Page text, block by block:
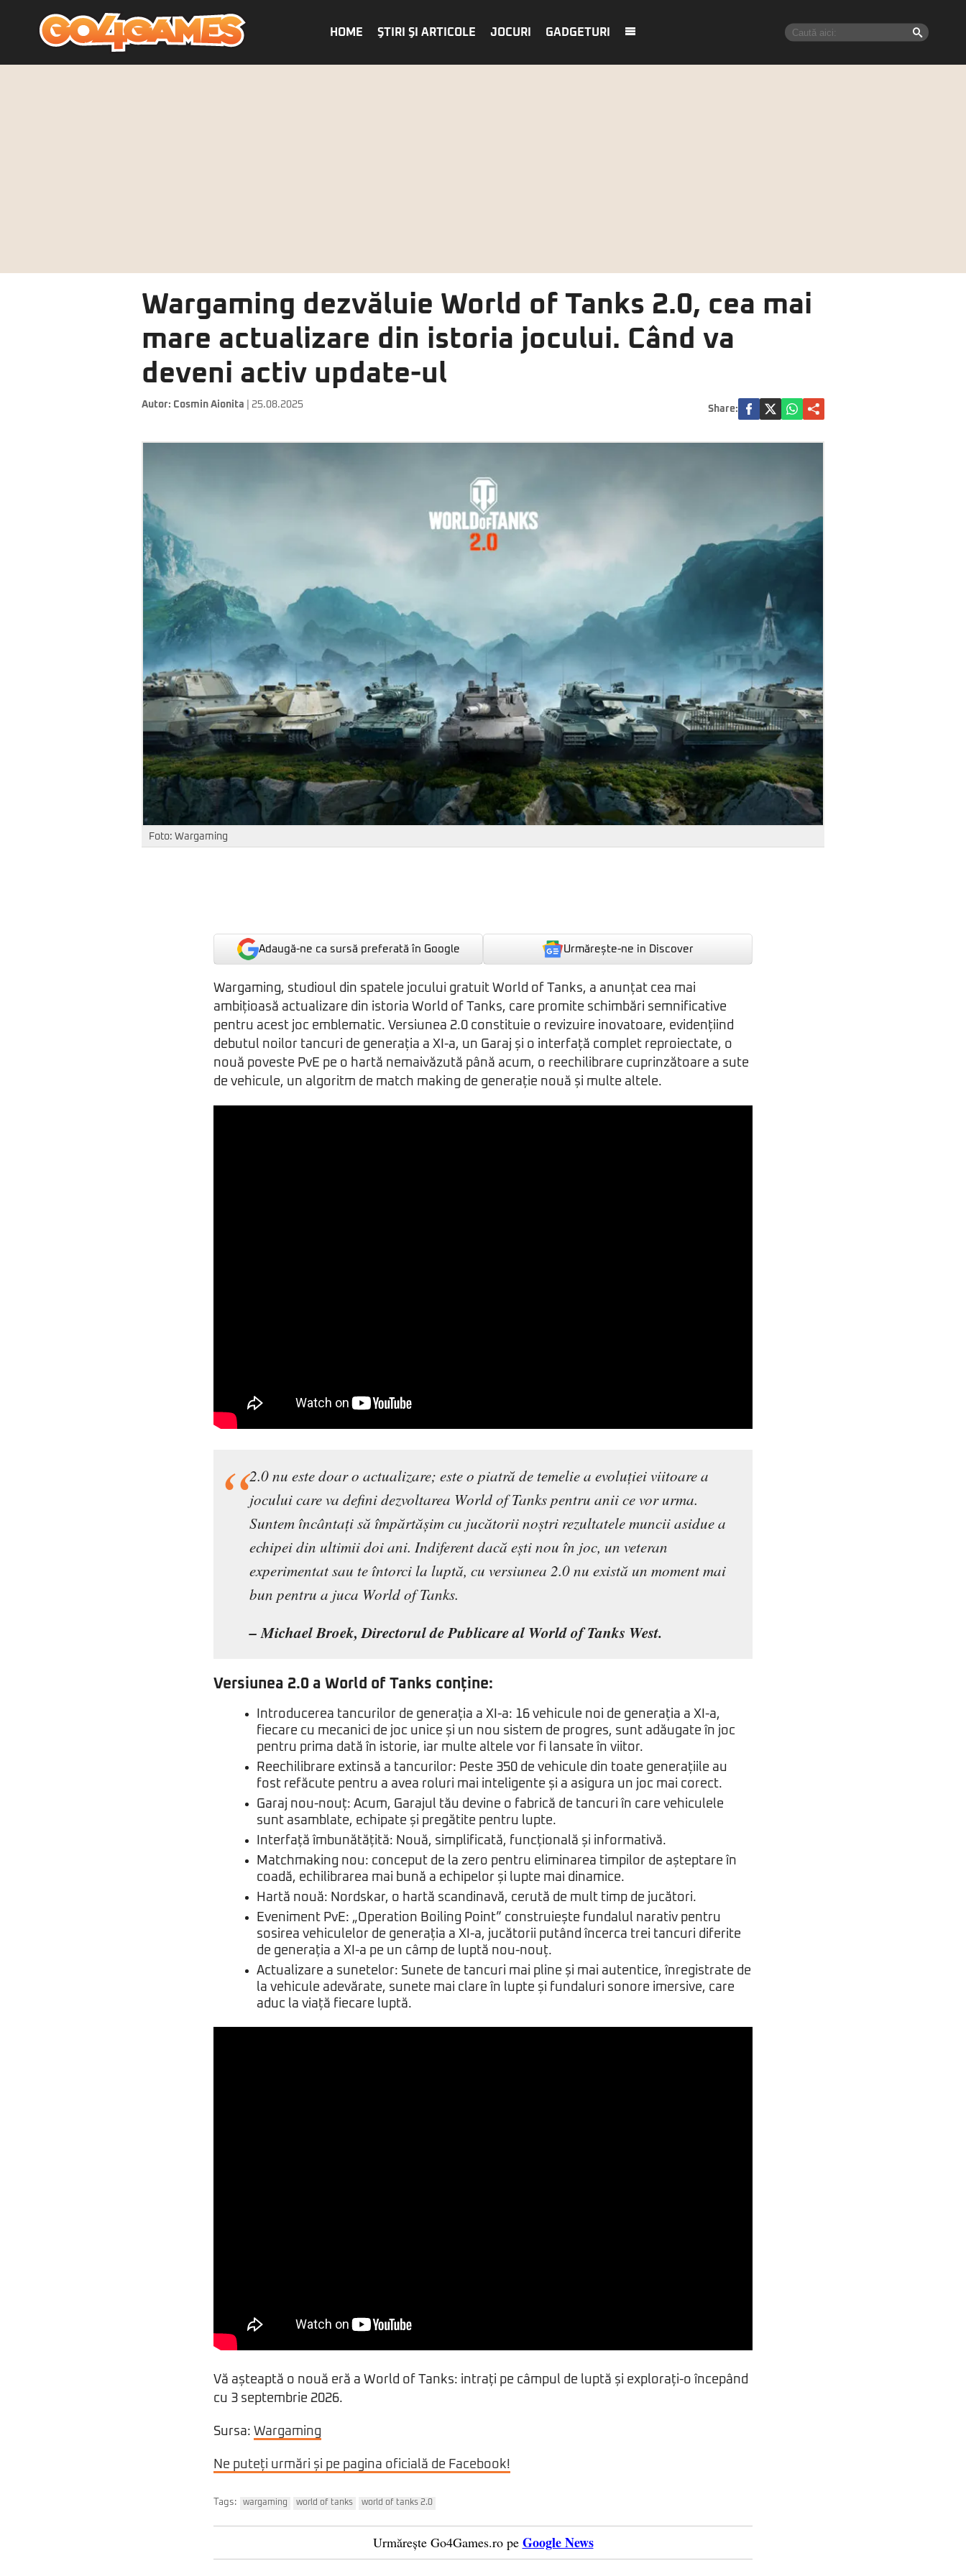
HOME ŞTIRI ŞI ARTICOLE JOCURI GADGETURI
Wargaming dezvăluie World of Tanks 2.0, cea mai
mare actualizare din istoria jocului. Când va
deveni activ update-ul
Autor: Cosmin Aionita | 25.08.2025 Share:
Foto: Wargaming
Adaugă-ne ca sursă preferată în Google Urmărește-ne in Discover
Wargaming, studioul din spatele jocului gratuit World of Tanks, a anunțat cea mai
ambițioasă actualizare din istoria World of Tanks, care promite schimbări semnificative
pentru acest joc emblematic. Versiunea 2.0 constituie o revizuire inovatoare, evidențiind
debutul noilor tancuri de generația a XI-a, un Garaj și o interfață complet reproiectate, o
nouă poveste PvE pe o hartă nemaivăzută până acum, o reechilibrare cuprinzătoare a sute
de vehicule, un algoritm de match making de generație nouă și multe altele.
2.0 nu este doar o actualizare; este o piatră de temelie a evoluției viitoare a
jocului care va defini dezvoltarea World of Tanks pentru anii ce vor urma.
Suntem încântați să împărtășim cu jucătorii noștri rezultatele muncii asidue a
echipei din ultimii doi ani. Indiferent dacă ești nou în joc, un veteran
experimentat sau te întorci la luptă, cu versiunea 2.0 nu există un moment mai
bun pentru a juca World of Tanks.
– Michael Broek, Directorul de Publicare al World of Tanks West.
Versiunea 2.0 a World of Tanks conține:
Introducerea tancurilor de generația a XI-a: 16 vehicule noi de generația a XI-a,
fiecare cu mecanici de joc unice și un nou sistem de progres, sunt adăugate în joc
pentru prima dată în istorie, iar multe altele vor fi lansate în viitor.
Reechilibrare extinsă a tancurilor: Peste 350 de vehicule din toate generațiile au
fost refăcute pentru a avea roluri mai inteligente și a asigura un joc mai corect.
Garaj nou-nouț: Acum, Garajul tău devine o fabrică de tancuri în care vehiculele
sunt asamblate, echipate și pregătite pentru lupte.
Interfață îmbunătățită: Nouă, simplificată, funcțională și informativă.
Matchmaking nou: conceput de la zero pentru eliminarea timpilor de așteptare în
coadă, echilibrarea mai bună a echipelor și lupte mai dinamice.
Hartă nouă: Nordskar, o hartă scandinavă, cerută de mult timp de jucători.
Eveniment PvE: „Operation Boiling Point” construiește fundalul narativ pentru
sosirea vehiculelor de generația a XI-a, jucătorii putând încerca trei tancuri diferite
de generația a XI-a pe un câmp de luptă nou-nouț.
Actualizare a sunetelor: Sunete de tancuri mai pline și mai autentice, înregistrate de
la vehicule adevărate, sunete mai clare în lupte și fundaluri sonore imersive, care
aduc la viață fiecare luptă.
Vă așteaptă o nouă eră a World of Tanks: intrați pe câmpul de luptă și explorați-o începând
cu 3 septembrie 2026.
Sursa: Wargaming
Ne puteți urmări și pe pagina oficială de Facebook!
Tags: wargaming world of tanks world of tanks 2.0
Urmărește Go4Games.ro pe Google News